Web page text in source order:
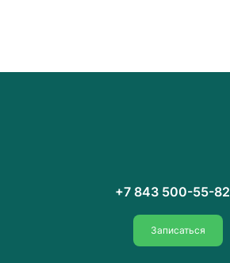
+7 843 500-55-82
Записаться